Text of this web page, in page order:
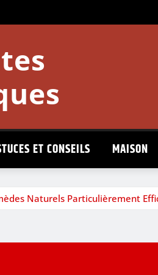
ET CONSEILS MAISON
Naturels Particulièrement